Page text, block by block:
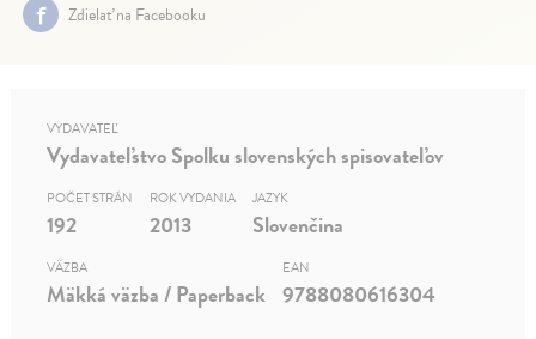
Zdielať na Facebooku
VYDAVATEĽ
Vydavateľstvo Spolku slovenských spisovateľov
POČET STRÁN
192
ROK VYDANIA
2013
JAZYK
Slovenčina
VÄZBA
Mäkká väzba / Paperback
EAN
9788080616304